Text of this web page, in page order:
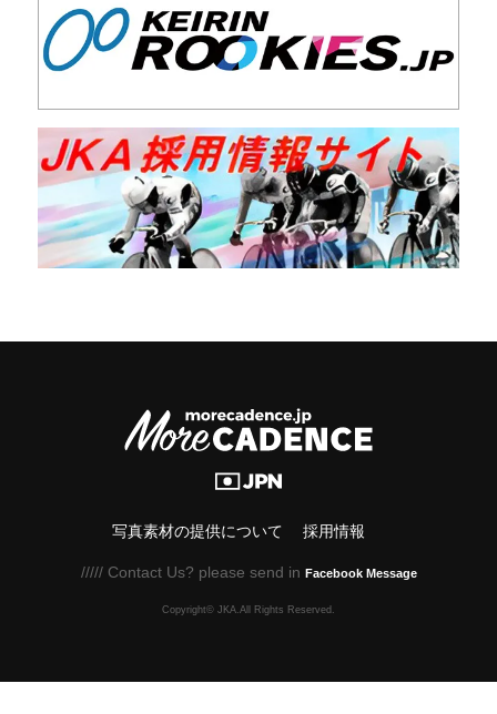
写真素材の提供について 採用情報
///// Contact Us? please send in Facebook Message
Copyright© JKA.All Rights Reserved.